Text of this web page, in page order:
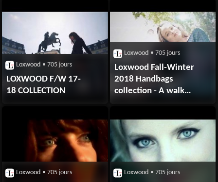
Loxwood • 705 jours
LOXWOOD F/W 17-
18 COLLECTION
Loxwood • 705 jours
Loxwood Fall-Winter
2018 Handbags
collection - A walk
Loxwood • 705 jours Loxwood • 705 jours